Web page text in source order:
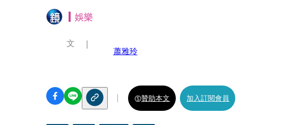
娛樂
文
蕭雅玲
贊助本文 加入訂閱會員